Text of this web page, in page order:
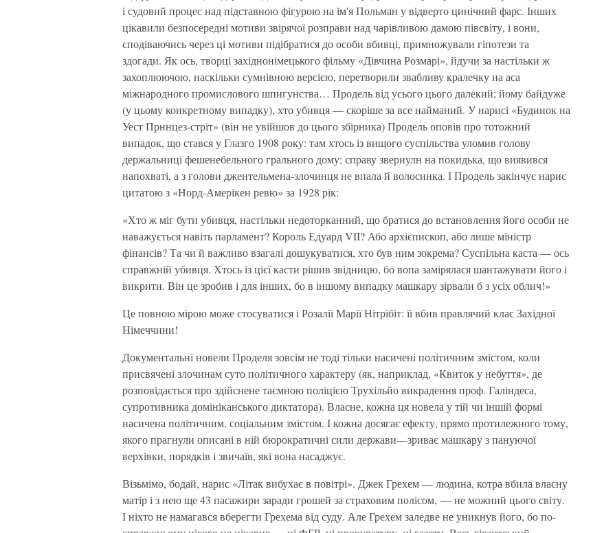
і судовий процес над підставною фігурою на ім'я Польман у відверто цинічний фарс. Інших
цікавили безпосередні мотиви звірячої розправи над чарівливою дамою півсвіту, і вони,
сподіваючись через ці мотиви підібратися до особи вбивці, примножували гіпотези та
здогади. Як ось, творці західнонімецького фільму «Дівчина Розмарі», йдучи за настільки ж
захоплюючою, наскільки сумнівною версією, перетворили звабливу кралечку на аса
міжнародного промислового шпигунства… Продель від усього цього далекий; йому байдуже
(у цьому конкретному випадку), хто убивця — скоріше за все найманий. У нарисі «Будинок на
Уест Прннцез-стріт» (він не увійшов до цього збірника) Продель оповів про тотожний
випадок, що стався у Глазго 1908 року: там хтось із вищого суспільства уломив голову
держальниці фешенебельного грального дому; справу звериулн на покидька, що виявився
напохваті, а з голови джентельмена-злочинця не впала й волосинка. І Продель закінчує нарис
цитатою з «Норд-Амерікен ревю» за 1928 рік:
«Хто ж міг бути убивця, настільки недоторканний, що братися до встановлення його особи не
наважується навіть парламент? Король Едуард VII? Або архієпископ, або лише міністр
фінансів? Та чи й важливо взагалі дошукуватися, хто був ним зокрема? Суспільна каста — ось
справжній убивця. Хтось із цієї касти рішив звідницю, бо вопа замірялася шантажувати його і
викрити. Він це зробив і для інших, бо в іншому випадку машкару зірвали б з усіх облич!»
Це повною мірою може стосуватися і Розалії Марії Нітрібіт: її вбив правлячий клас Західної
Німеччини!
Документальні новели Проделя зовсім не тоді тільки насичені політичним змістом, коли
присвячені злочинам суто політичного характеру (як, наприклад, «Квиток у небуття», де
розповідається про здійснене таємною поліцією Трухільйо викрадення проф. Галіндеса,
супротивника домініканського диктатора). Власне, кожна ця новела у тій чи іншій формі
насичена політичним, соціальним змістом. І кожна досягає ефекту, прямо протилежного тому,
якого прагнули описані в ній бюрократичні сили держави—зриває машкару з пануючої
верхівки, порядків і звичаїв, які вона насаджує.
Візьмімо, бодай, нарис «Літак вибухає в повітрі». Джек Грехем — людина, котра вбила власну
матір і з нею ще 43 пасажири заради грошей за страховим полісом, — не можний цього світу.
І ніхто не намагався вберегти Грехема від суду. Але Грехем заледве не уникнув його, бо по-